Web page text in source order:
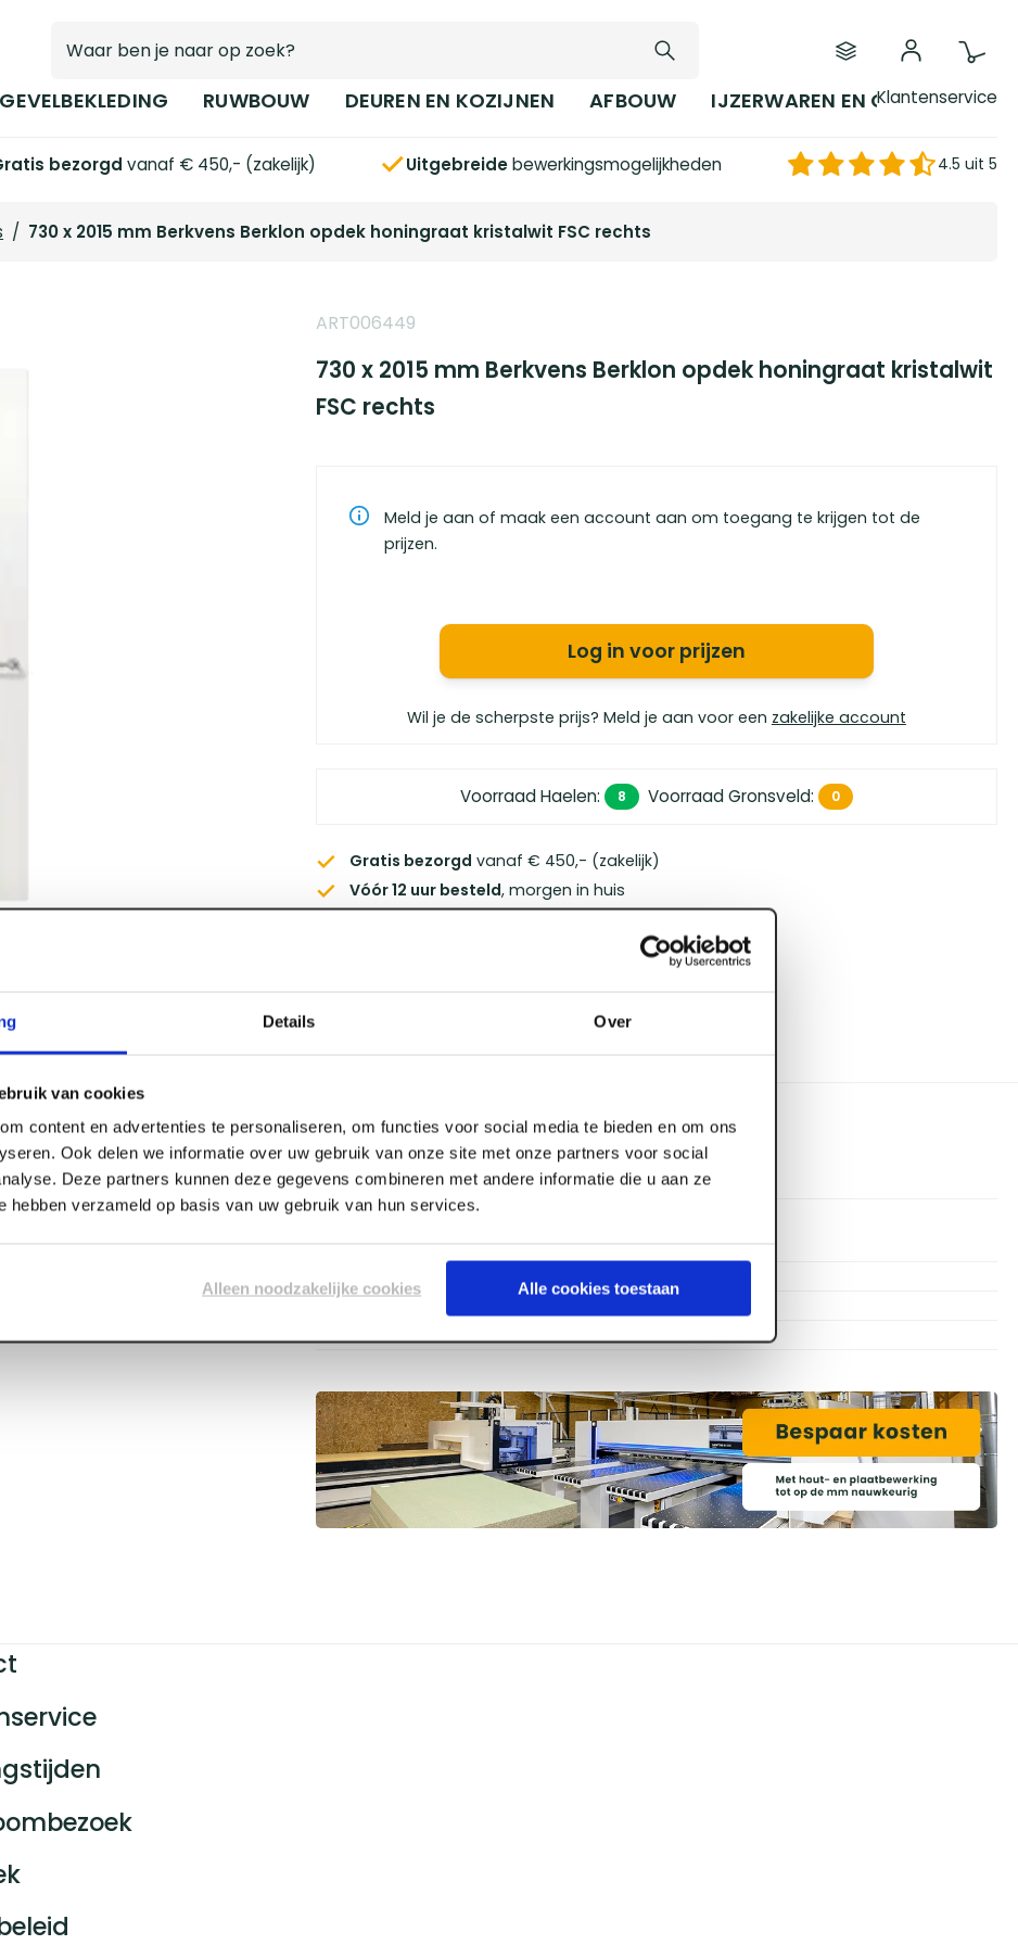
Details Over
van cookies
content en advertenties te personaliseren, om functies voor social media te bieden en om ons
Ook delen we informatie over uw gebruik van onze site met onze partners voor social
Deze partners kunnen deze gegevens combineren met andere informatie die u aan ze
hebben verzameld op basis van uw gebruik van hun services.
Alleen noodzakelijke cookies Alle cookies toestaan
GEVELBEKLEDING RUWBOUW DEUREN EN KOZIJNEN AFBOUW IJZERWAREN EN GEREEDSCHAP
Klantenservice
bezorgd vanaf € 450,- (zakelijk) Uitgebreidebewerkingsmogelijkheden 4.5 uit 5
/ 730 x 2015 mm Berkvens Berklon opdek honingraat kristalwit FSC rechts
ART006449
730 x 2015 mm Berkvens Berklon opdek honingraat kristalwit
FSC rechts
Meld je aan of maak een account aan om toegang te krijgen tot de
prijzen.
Log in voor prijzen
Wil je de scherpste prijs? Meld je aan voor een zakelijke account
Voorraad Haelen: 8 Voorraad Gronsveld: 0
Gratis bezorgd vanaf € 450,- (zakelijk)
Vóór 12 uur besteld, morgen in huis
opdek
Specificaties
Breedte
730 mm
Dikte
Certificaat
FSC